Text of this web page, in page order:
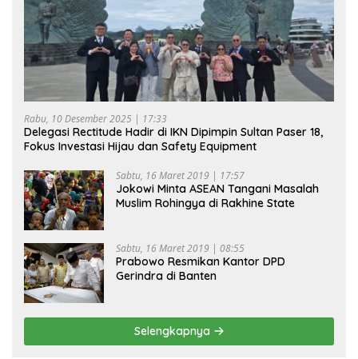
Rabu, 10 Desember 2025 | 17:33
Delegasi Rectitude Hadir di IKN Dipimpin Sultan Paser 18,
Fokus Investasi Hijau dan Safety Equipment
Sabtu, 16 Maret 2019 | 17:57
Jokowi Minta ASEAN Tangani Masalah
Muslim Rohingya di Rakhine State
Sabtu, 16 Maret 2019 | 08:55
Prabowo Resmikan Kantor DPD
Gerindra di Banten
Selengkapnya